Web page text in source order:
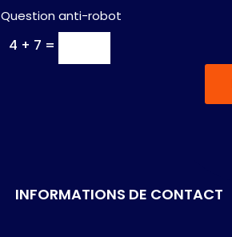
Question anti-robot
4 + 7 =
INFORMATIONS DE CONTACT